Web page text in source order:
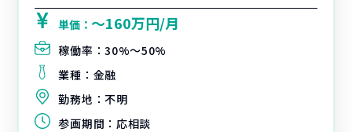
単価：〜160万円/月
稼働率：30%〜50%
業種： 金融
勤務地：不明
参画期間： 応相談